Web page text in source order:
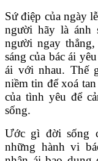
Sứ điệp của ngày
người hãy là ánh
người ngay
sáng của bác ái
ái với nhau. Thế
niềm tin để xoá
của tình yêu để
sống.
Ước gì đời sống
những hành vi